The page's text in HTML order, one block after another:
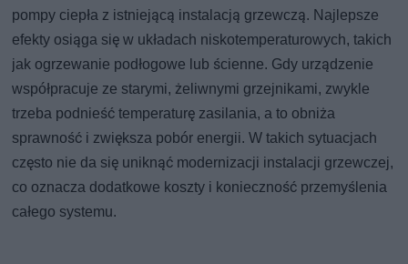
pompy ciepła z istniejącą instalacją grzewczą. Najlepsze
efekty osiąga się w układach niskotemperaturowych, takich
jak ogrzewanie podłogowe lub ścienne. Gdy urządzenie
współpracuje ze starymi, żeliwnymi grzejnikami, zwykle
trzeba podnieść temperaturę zasilania, a to obniża
sprawność i zwiększa pobór energii. W takich sytuacjach
często nie da się uniknąć modernizacji instalacji grzewczej,
co oznacza dodatkowe koszty i konieczność przemyślenia
całego systemu.